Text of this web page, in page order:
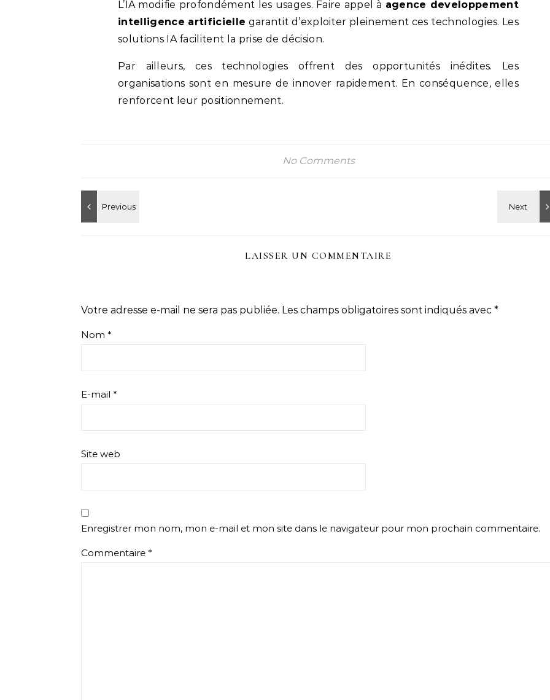
L’IA modifie profondément les usages. Faire appel à agence developpement
intelligence artificielle garantit d’exploiter pleinement ces technologies. Les
solutions IA facilitent la prise de décision.
Par ailleurs, ces technologies offrent des opportunités inédites. Les
organisations sont en mesure de innover rapidement. En conséquence, elles
renforcent leur positionnement.
No Comments
LAISSER UN COMMENTAIRE
Votre adresse e-mail ne sera pas publiée. Les champs obligatoires sont indiqués avec *
Nom *
E-mail *
Site web
Enregistrer mon nom, mon e-mail et mon site dans le navigateur pour mon prochain commentaire.
Commentaire *